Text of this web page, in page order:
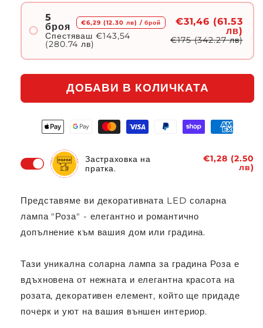
5
броя
€6,29 (12.30 лв) / брой
Спестяваш€143,54
(280.74 лв)
€31,46 (61.53
лв)
€175 (342.27 лв)
ДОБАВИ В КОЛИЧКАТА
Застраховка на
пратка.
€1,28 (2.50
лв)
Представяме ви декоративната LED соларна
лампа "Роза" - елегантно и романтично
допълнение към вашия дом или градина.
Тази уникална соларна лампа за градина Роза е
вдъхновена от нежната и елегантна красота на
розата, декоративен елемент, който ще придаде
почерк и уют на вашия външен интериор.